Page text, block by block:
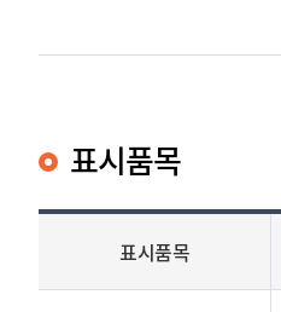
표시품목
표시품목